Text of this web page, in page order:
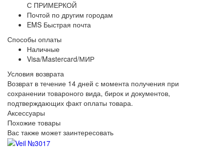
С ПРИМЕРКОЙ
Почтой по другим городам
EMS Быстрая почта
Способы оплаты
Наличные
Visa/Mastercard/МИР
Условия возврата
Возврат в течение 14 дней с момента получения при
сохранении товароного вида, бирок и документов,
подтверждающих факт оплаты товара.
Аксессуары
Похожие товары
Вас также может заинтересовать